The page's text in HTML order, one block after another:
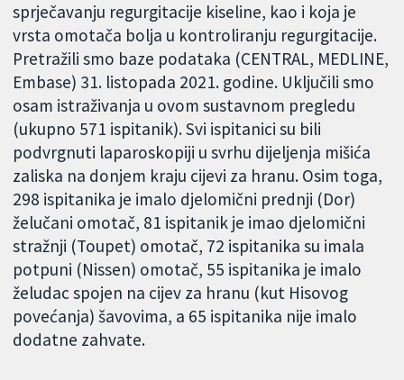
sprječavanju regurgitacije kiseline, kao i koja je
vrsta omotača bolja u kontroliranju regurgitacije.
Pretražili smo baze podataka (CENTRAL, MEDLINE,
Embase) 31. listopada 2021. godine. Uključili smo
osam istraživanja u ovom sustavnom pregledu
(ukupno 571 ispitanik). Svi ispitanici su bili
podvrgnuti laparoskopiji u svrhu dijeljenja mišića
zaliska na donjem kraju cijevi za hranu. Osim toga,
298 ispitanika je imalo djelomični prednji (Dor)
želučani omotač, 81 ispitanik je imao djelomični
stražnji (Toupet) omotač, 72 ispitanika su imala
potpuni (Nissen) omotač, 55 ispitanika je imalo
želudac spojen na cijev za hranu (kut Hisovog
povećanja) šavovima, a 65 ispitanika nije imalo
dodatne zahvate.